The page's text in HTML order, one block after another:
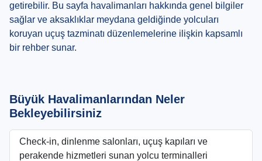
getirebilir. Bu sayfa havalimanları hakkında genel bilgiler
sağlar ve aksaklıklar meydana geldiğinde yolcuları
koruyan uçuş tazminatı düzenlemelerine ilişkin kapsamlı
bir rehber sunar.
Büyük Havalimanlarından Neler
Bekleyebilirsiniz
Check-in, dinlenme salonları, uçuş kapıları ve
perakende hizmetleri sunan yolcu terminalleri